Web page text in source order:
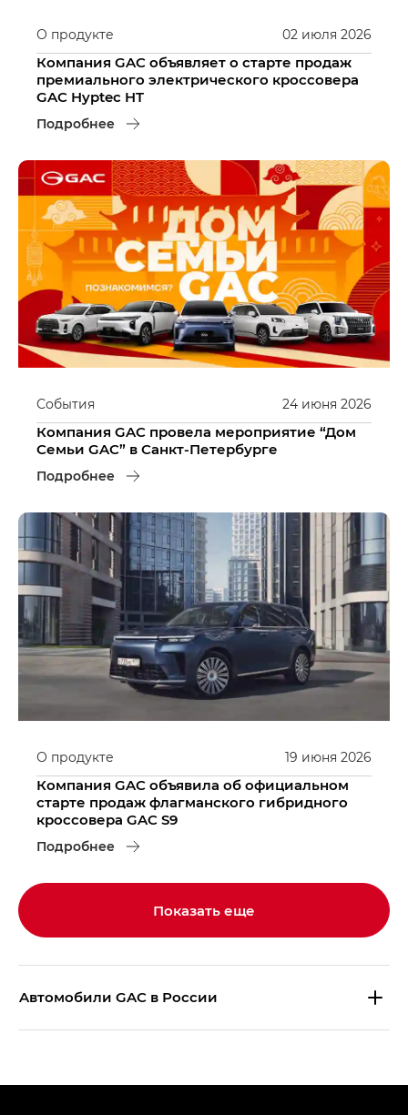
02 июля 2026
О продукте
Компания GAC объявляет о старте продаж
премиального электрического кроссовера
GAC Hyptec HT
Подробнее
24 июня 2026
События
Компания GAC провела мероприятие “Дом
Семьи GAC” в Санкт-Петербурге
Подробнее
19 июня 2026
О продукте
Компания GAC объявила об официальном
старте продаж флагманского гибридного
кроссовера GAC S9
Подробнее
Показать еще
Aвтомобили GAC в России
Эс Икс ПРЕМИУМ — SX PREMIUM